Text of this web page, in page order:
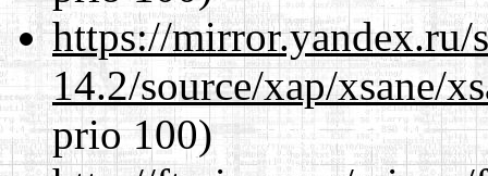
https://mirror.yandex.ru/
14.2/source/xap/xsane/
prio 100)